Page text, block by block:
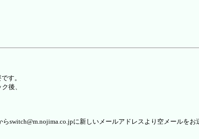
す。
後、
に新しいメールアドレスより空メールをお